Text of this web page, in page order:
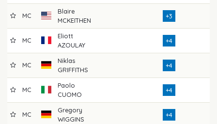
MC
Blaire
MCKEITHEN
+3
MC
Eliott
AZOULAY
+4
MC
Niklas
GRIFFITHS
+4
MC
Paolo
CUOMO
+4
MC
Gregory
WIGGINS
+4